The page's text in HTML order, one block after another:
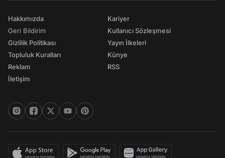
Hakkımızda
Geri Bildirim
Gizlilik Politikası
Topluluk Kuralları
Reklam
İletişim
Kariyer
Kullanıcı Sözleşmesi
Yayın İlkeleri
Künye
RSS